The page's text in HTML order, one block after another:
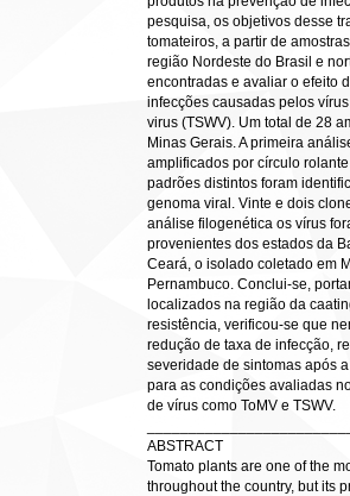
pesquisa, os objetivos desse
tomateiros, a partir de
região Nordeste do Brasil e
encontradas e avaliar o efeito
infecções causadas pelos
virus (TSWV). Um total de 28
Minas Gerais. A primeira
amplificados por círculo
padrões distintos foram
genoma viral. Vinte e dois
análise filogenética os vírus
provenientes dos estados da
Ceará, o isolado coletado em
Pernambuco. Conclui-se,
localizados na região da
resistência, verificou-se que
redução de taxa de infecção,
severidade de sintomas após
para as condições avaliadas
de vírus como ToMV e TSWV.
ABSTRACT
Tomato plants are one of the
throughout the country, but its